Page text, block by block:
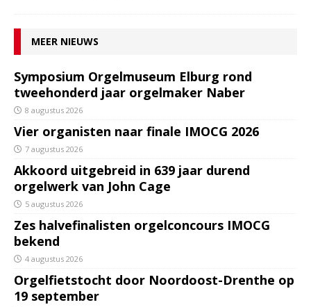
MEER NIEUWS
Symposium Orgelmuseum Elburg rond
tweehonderd jaar orgelmaker Naber
8 augustus 2026
Vier organisten naar finale IMOCG 2026
7 augustus 2026
Akkoord uitgebreid in 639 jaar durend
orgelwerk van John Cage
5 augustus 2026
Zes halvefinalisten orgelconcours IMOCG
bekend
4 augustus 2026
Orgelfietstocht door Noordoost-Drenthe op
19 september